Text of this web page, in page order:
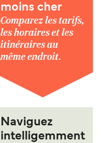
moins cher
Comparez les tarifs,
les horaires et les
itinéraires au
même endroit.
Naviguez
intelligemment